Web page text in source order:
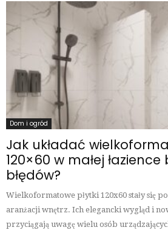
Dom i ogród
Jak układać
120×60 w małej
błędów?
Wielkoformatowe płytki 120x60 stały się
aranżacji wnętrz. Ich elegancki wygląd i
przyciągają uwagę wielu osób